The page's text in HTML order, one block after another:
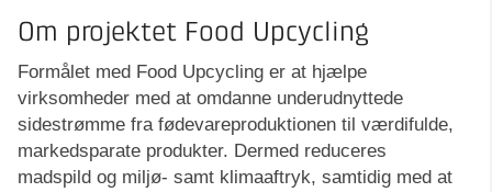
Om projektet Food Upcycling
Formålet med Food Upcycling er at hjælpe
virksomheder med at omdanne underudnyttede
sidestrømme fra fødevareproduktionen til værdifulde,
markedsparate produkter. Dermed reduceres
madspild og miljø- samt klimaaftryk, samtidig med at